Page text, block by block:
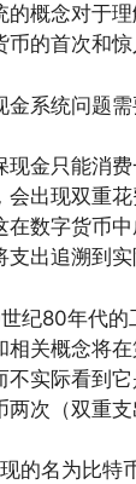
的概念对于
的首次和
系统问题
现金只能消
会出现双重
在数字货币
出追溯到实
纪80年代的
关概念将
不实际看到
次（双重支
的名为比特